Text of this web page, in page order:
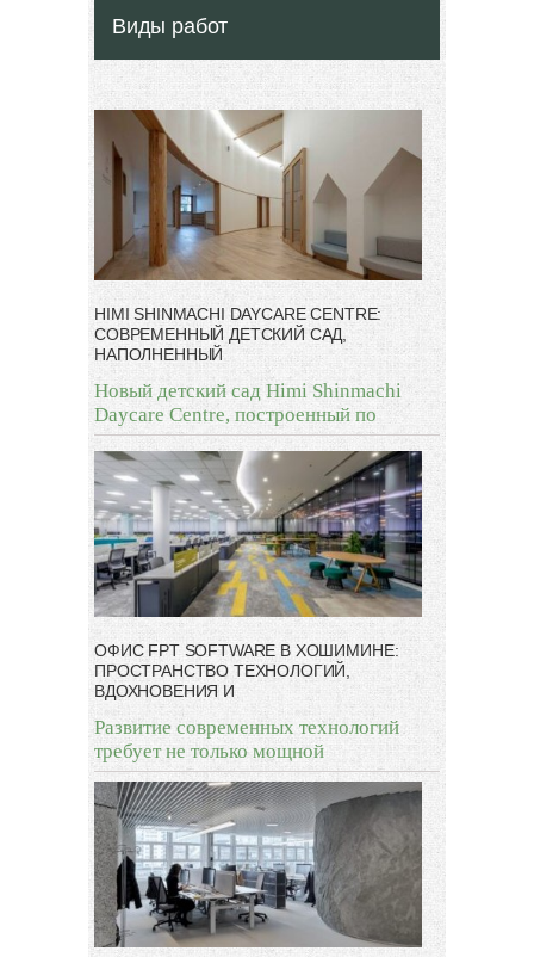
Виды работ
HIMI SHINMACHI DAYCARE CENTRE:
СОВРЕМЕННЫЙ ДЕТСКИЙ САД,
НАПОЛНЕННЫЙ
Новый детский сад Himi Shinmachi
Daycare Centre, построенный по
ОФИС FPT SOFTWARE В ХОШИМИНЕ:
ПРОСТРАНСТВО ТЕХНОЛОГИЙ,
ВДОХНОВЕНИЯ И
Развитие современных технологий
требует не только мощной